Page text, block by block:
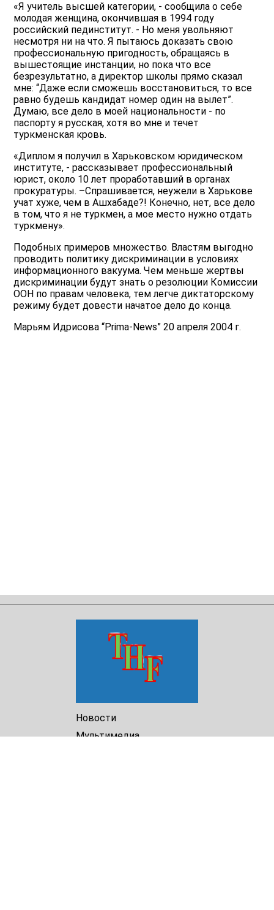
«Я учитель высшей категории, - сообщила о себе
молодая женщина, окончившая в 1994 году
российский пединститут. - Но меня увольняют
несмотря ни на что. Я пытаюсь доказать свою
профессиональную пригодность, обращаясь в
вышестоящие инстанции, но пока что все
безрезультатно, а директор школы прямо сказал
мне: “Даже если сможешь восстановиться, то все
равно будешь кандидат номер один на вылет”.
Думаю, все дело в моей национальности - по
паспорту я русская, хотя во мне и течет
туркменская кровь.
«Диплом я получил в Харьковском юридическом
институте, - рассказывает профессиональный
юрист, около 10 лет проработавший в органах
прокуратуры. –Спрашивается, неужели в Харькове
учат хуже, чем в Ашхабаде?! Конечно, нет, все дело
в том, что я не туркмен, а мое место нужно отдать
туркмену».
Подобных примеров множество. Властям выгодно
проводить политику дискриминации в условиях
информационного вакуума. Чем меньше жертвы
дискриминации будут знать о резолюции Комиссии
ООН по правам человека, тем легче диктаторскому
режиму будет довести начатое дело до конца.
Марьям Идрисова “Prima-News” 20 апреля 2004 г.
Новости
Мультимедиа